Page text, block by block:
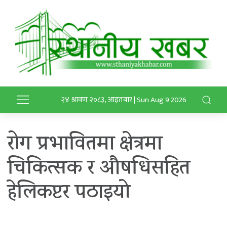
२४ श्रावण २०८३, आइतबार | Sun Aug 9 2026
रोग प्रभावितमा क्षेत्रमा
चिकित्सक र औषधिसहित
हेलिकप्टर पठाइयो